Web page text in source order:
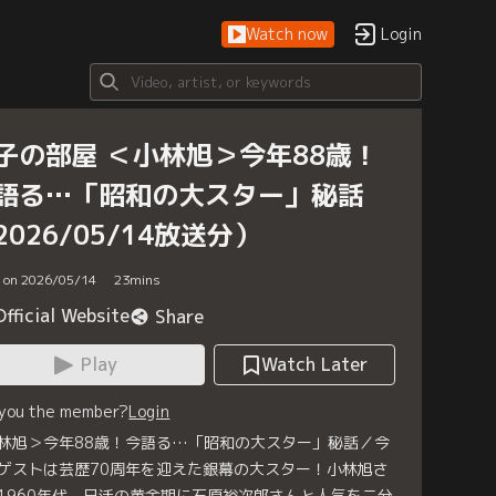
Watch now Login
の部屋 ＜小林旭＞今年88歳！
る…「昭和の大スター」秘話
05/14放送分）
on 2026/05/14 23mins
Website
Share
Play
Watch Later
the member?Login
旭＞今年88歳！今語る…「昭和の大スター」秘話／今
ストは芸歴70周年を迎えた銀幕の大スター！小林旭さ